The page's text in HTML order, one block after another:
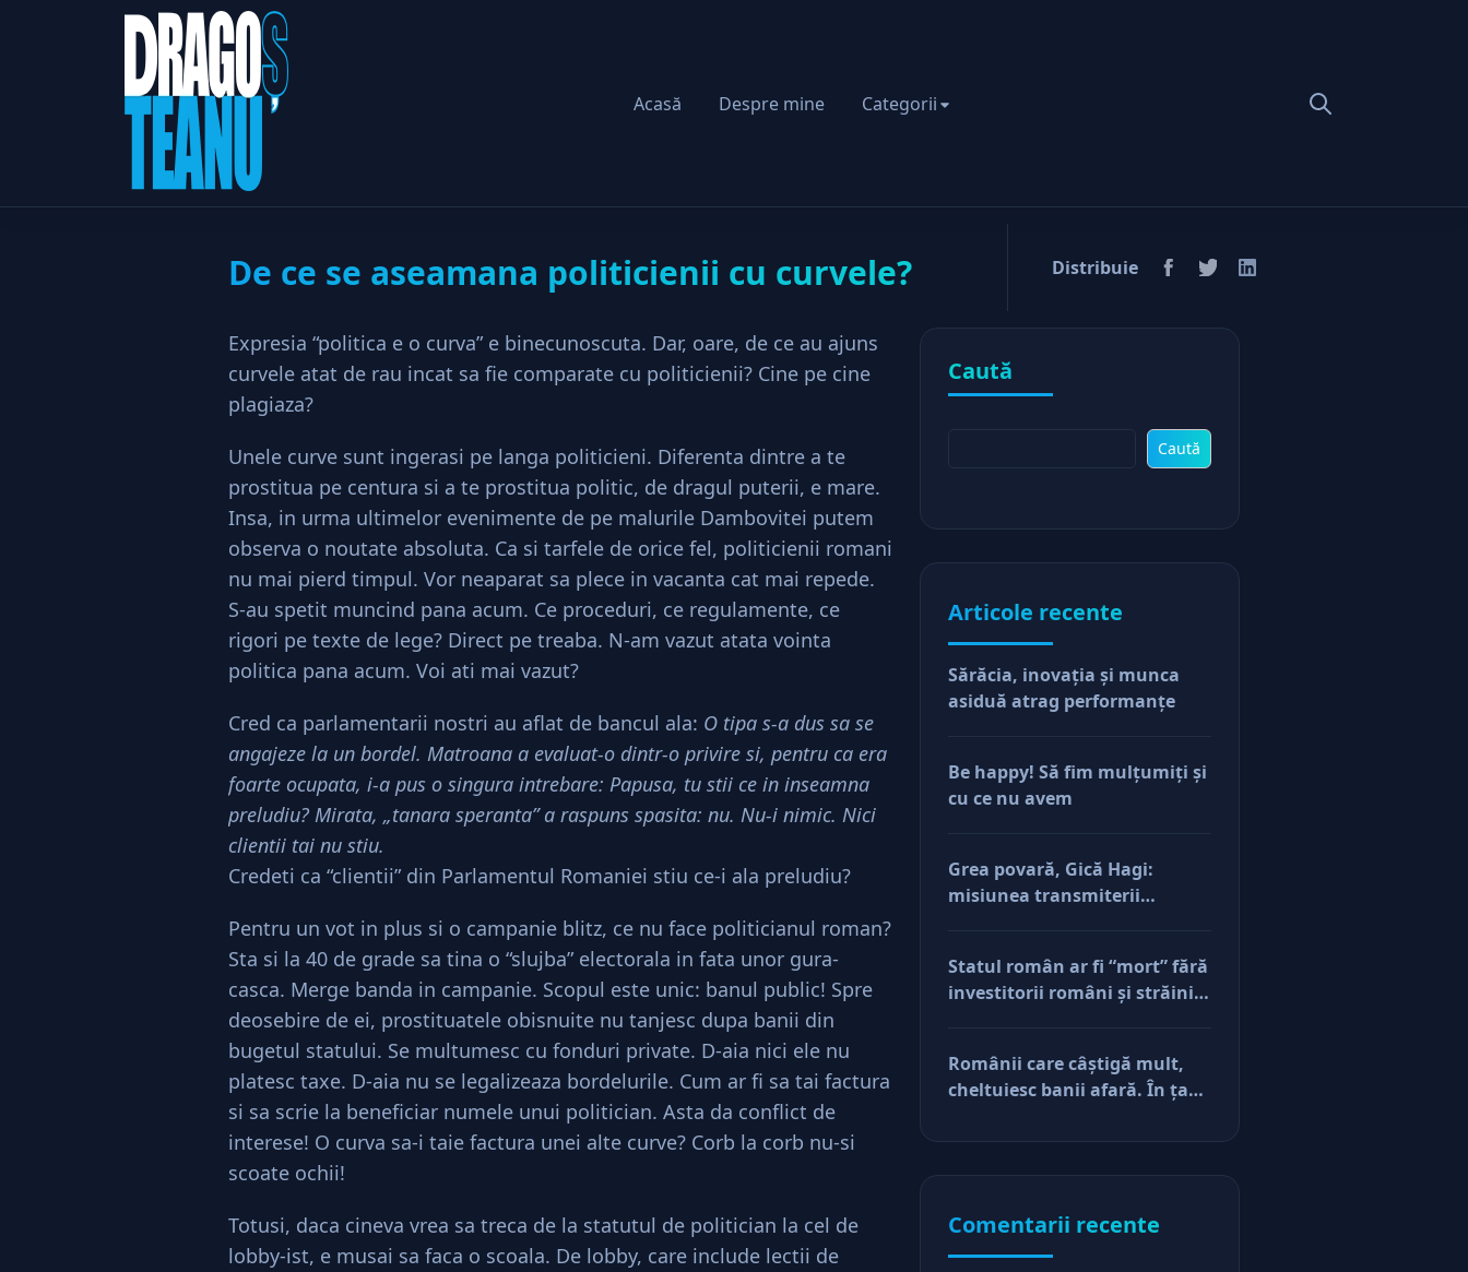
Acasă Despre mine Categorii
Home
De ce se aseamana politicienii cu curvele? Distribuie
Expresia “politica e o curva” e binecunoscuta. Dar, oare, de ce au ajuns
curvele atat de rau incat sa fie comparate cu politicienii? Cine pe cine
plagiaza?
Unele curve sunt ingerasi pe langa politicieni. Diferenta dintre a te
prostitua pe centura si a te prostitua politic, de dragul puterii, e mare.
Insa, in urma ultimelor evenimente de pe malurile Dambovitei putem
observa o noutate absoluta. Ca si tarfele de orice fel, politicienii romani
nu mai pierd timpul. Vor neaparat sa plece in vacanta cat mai repede.
S-au spetit muncind pana acum. Ce proceduri, ce regulamente, ce
rigori pe texte de lege? Direct pe treaba. N-am vazut atata vointa
politica pana acum. Voi ati mai vazut?
Cred ca parlamentarii nostri au aflat de bancul ala: O tipa s-a dus sa se
angajeze la un bordel. Matroana a evaluat-o dintr-o privire si, pentru ca era
foarte ocupata, i-a pus o singura intrebare: Papusa, tu stii ce in inseamna
preludiu? Mirata, „tanara speranta” a raspuns spasita: nu. Nu-i nimic. Nici
clientii tai nu stiu.
Credeti ca “clientii” din Parlamentul Romaniei stiu ce-i ala preludiu?
Pentru un vot in plus si o campanie blitz, ce nu face politicianul roman?
Sta si la 40 de grade sa tina o “slujba” electorala in fata unor gura-
casca. Merge banda in campanie. Scopul este unic: banul public! Spre
deosebire de ei, prostituatele obisnuite nu tanjesc dupa banii din
bugetul statului. Se multumesc cu fonduri private. D-aia nici ele nu
platesc taxe. D-aia nu se legalizeaza bordelurile. Cum ar fi sa tai factura
si sa scrie la beneficiar numele unui politician. Asta da conflict de
interese! O curva sa-i taie factura unei alte curve? Corb la corb nu-si
scoate ochii!
Totusi, daca cineva vrea sa treca de la statutul de politician la cel de
lobby-ist, e musai sa faca o scoala. De lobby, care include lectii de
Caută
Caută
Articole recente
Sărăcia, inovaţia şi munca
asiduă atrag performanţe
Be happy! Să fim mulţumiţi şi
cu ce nu avem
Grea povară, Gică Hagi:
misiunea transmiterii
care vor să-și lase moştenire
afacerile
Statul român ar fi “mort” fără
investitorii români şi străini.
face diferenţa între cine îl
tine în viaţă şi cine i-a făcut
Românii care câştigă mult,
cheltuiesc banii afară. În ţară
Comentarii recente